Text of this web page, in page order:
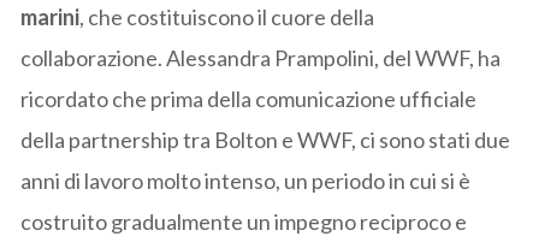
marini, che costituiscono il cuore della
collaborazione. Alessandra Prampolini, del WWF, ha
ricordato che prima della comunicazione ufficiale
della partnership tra Bolton e WWF, ci sono stati due
anni di lavoro molto intenso, un periodo in cui si è
costruito gradualmente un impegno reciproco e